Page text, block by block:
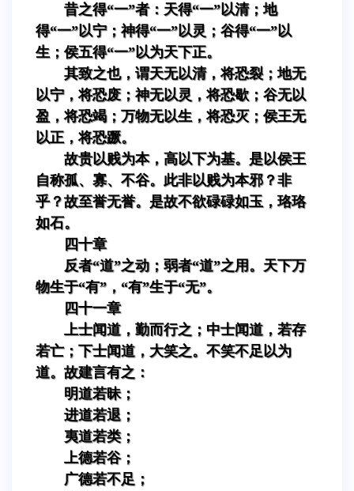
昔之得“一”者：天得“一”以清；地
得“一”以宁；神得“一”以灵；谷得“一”以
生；侯五得“一”以为天下正。
其致之也，谓天无以清，将恐裂；地无
以宁，将恐废；神无以灵，将恐歇；谷无以
盈，将恐竭；万物无以生，将恐灭；侯王无
以正，将恐蹶。
故贵以贱为本，高以下为基。是以侯王
自称孤、寡、不谷。此非以贱为本邪？非
乎？故至誉无誉。是故不欲碌碌如玉，珞珞
如石。
四十章
反者“道”之动；弱者“道”之用。天下万
物生于“有”，“有”生于“无”。
四十一章
上士闻道，勤而行之；中士闻道，若存
若亡；下士闻道，大笑之。不笑不足以为
道。故建言有之：
明道若昧；
进道若退；
夷道若类；
上德若谷；
广德若不足；